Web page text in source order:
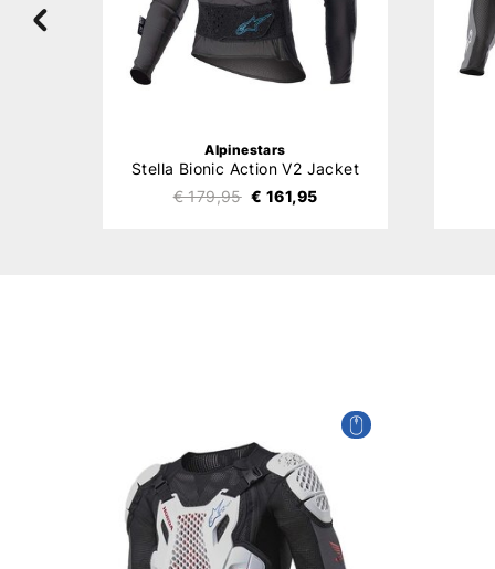
Alpinestars
Stella Bionic Action V2 Jacket
€ 179,95 € 161,95